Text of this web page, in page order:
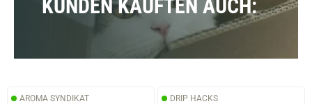
KUNDEN KAUFTEN AUCH:
AROMA SYNDIKAT DRIP HACKS